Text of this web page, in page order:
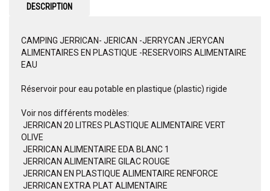
DESCRIPTION
CAMPING JERRICAN- JERICAN -JERRYCAN JERYCAN
ALIMENTAIRES EN PLASTIQUE -RESERVOIRS ALIMENTAIRE
EAU
Réservoir pour eau potable en plastique (plastic) rigide
Voir nos différents modèles:
 JERRICAN 20 LITRES PLASTIQUE ALIMENTAIRE VERT
OLIVE
 JERRICAN ALIMENTAIRE EDA BLANC 1
 JERRICAN ALIMENTAIRE GILAC ROUGE
 JERRICAN EN PLASTIQUE ALIMENTAIRE RENFORCE
 JERRICAN EXTRA PLAT ALIMENTAIRE